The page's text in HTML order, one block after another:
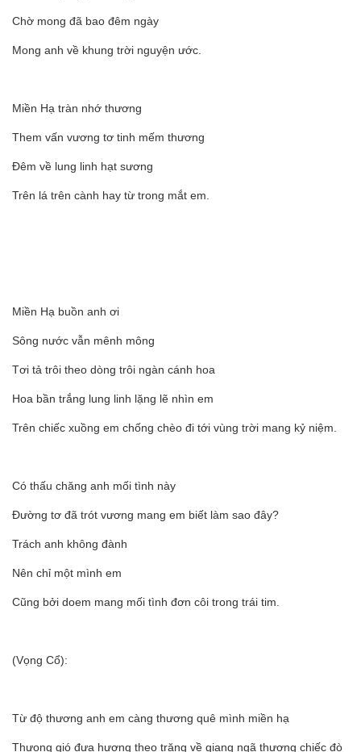
Chờ mong đã bao đêm ngày
Mong anh về khung trời nguyện ước.
Miền Hạ tràn nhớ thương
Them vấn vương tơ tinh mếm thương
Đêm về lung linh hạt sương
Trên lá trên cành hay từ trong mắt em.
Miền Hạ buồn anh ơi
Sông nước vẫn mênh mông
Tơi tả trôi theo dòng trôi ngàn cánh hoa
Hoa bần trắng lung linh lặng lẽ nhìn em
Trên chiếc xuồng em chống chèo đi tới vùng trời mang kỷ niệm.
Có thấu chăng anh mối tình này
Đường tơ đã trót vương mang em biết làm sao đây?
Trách anh không đành
Nên chỉ một mình em
Cũng bởi doem mang mối tình đơn côi trong trái tim.
(Vọng Cổ):
Từ độ thương anh em càng thương quê mình miền hạ
Thưong gió đưa hương theo trăng về giang ngã thương chiếc đò